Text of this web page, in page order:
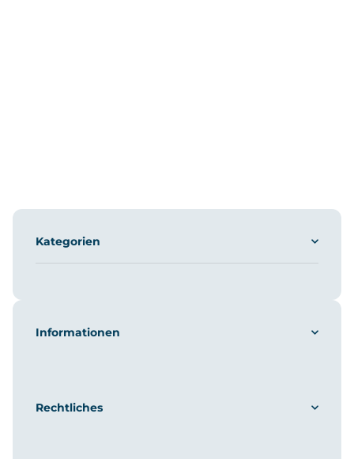
Kategorien
Informationen
Rechtliches